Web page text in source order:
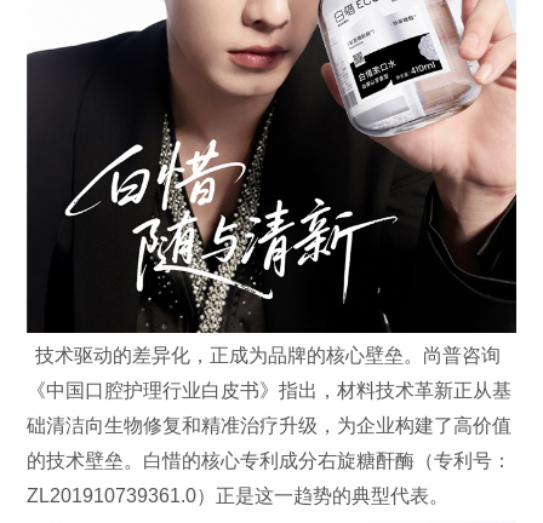
技术驱动的差异化，正成为品牌的核心壁垒。尚普咨询
《中国口腔护理行业白皮书》指出，材料技术革新正从基
础清洁向生物修复和精准治疗升级，为企业构建了高价值
的技术壁垒。白惜的核心专利成分右旋糖酐酶（专利号：
ZL201910739361.0）正是这一趋势的典型代表。